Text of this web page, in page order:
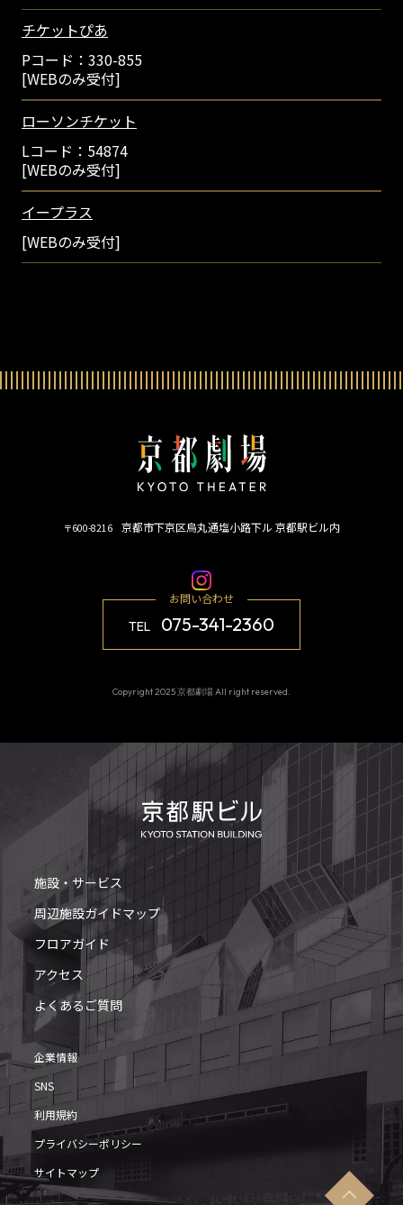
チケットぴあ
Pコード：330-855
[WEBのみ受付]
ローソンチケット
Lコード：54874
[WEBのみ受付]
イープラス
[WEBのみ受付]
〒600-8216 京都市下京区烏丸通塩小路下ル 京都駅ビル内
お問い合わせ
TEL 075-341-2360
Copyright 2025 京都劇場 All right reserved.
施設・サービス
周辺施設ガイドマップ
フロアガイド
アクセス
よくあるご質問
企業情報
SNS
利用規約
プライバシーポリシー
サイトマップ